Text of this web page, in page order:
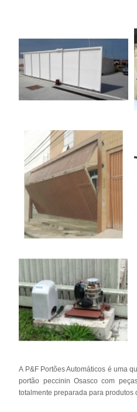
A P&F Portões Automáticos é uma
portão peccinin Osasco com
totalmente preparada para produtos